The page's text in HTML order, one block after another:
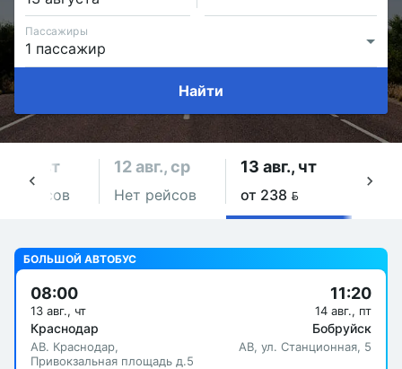
Пассажиры
Найти
авг., вт
рейсов
12 авг., ср
Нет рейсов
13 авг., чт
от 238 
БОЛЬШОЙ АВТОБУС
08:00
13 авг., чт
Краснодар
АВ. Краснодар,
Привокзальная площадь д.5
11:20
14 авг., пт
Бобруйск
АВ, ул. Станционная, 5